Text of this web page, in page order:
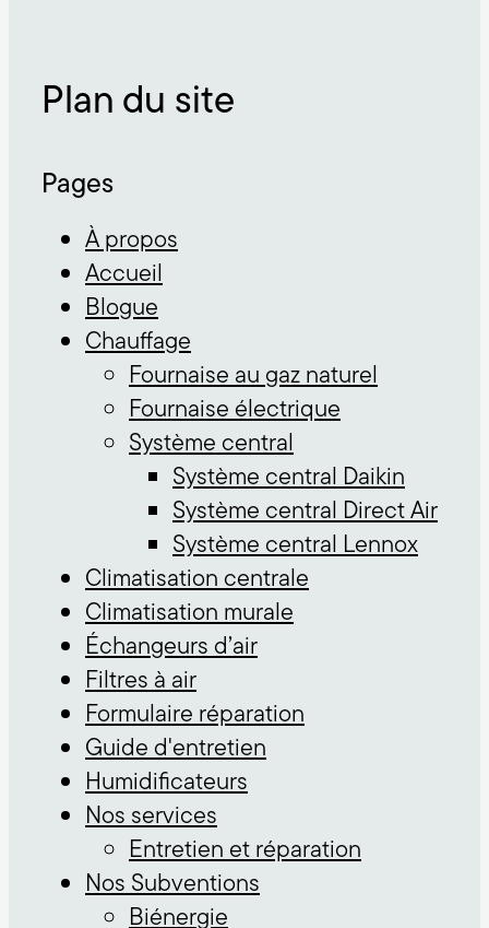
Plan du site
Pages
À propos
Accueil
Blogue
Chauffage
Fournaise au gaz naturel
Fournaise électrique
Système central
Système central Daikin
Système central Direct Air
Système central Lennox
Climatisation centrale
Climatisation murale
Échangeurs d’air
Filtres à air
Formulaire réparation
Guide d'entretien
Humidificateurs
Nos services
Entretien et réparation
Nos Subventions
Biénergie